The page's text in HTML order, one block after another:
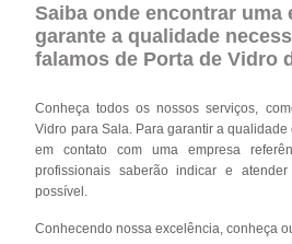
Saiba onde encontrar uma
garante a qualidade
falamos de Porta de Vidro
Conheça todos os nossos serviços,
Vidro para Sala. Para garantir a
em contato com uma empresa
profissionais saberão indicar e
possível.
Conhecendo nossa excelência, conheça